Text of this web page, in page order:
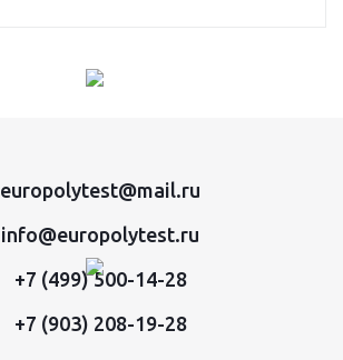
europolytest@mail.ru
info@europolytest.ru
+7 (499) 500-14-28
+7 (903) 208-19-28